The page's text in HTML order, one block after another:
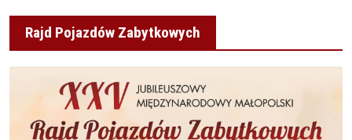
Rajd Pojazdów Zabytkowych